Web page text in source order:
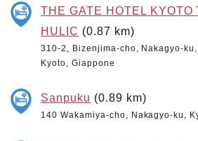
THE GATE HOTEL KYOTO
HULIC (0.87 km)
310-2, Bizenjima-cho, Nakagyo-
Kyoto, Giappone
Sanpuku (0.89 km)
140 Wakamiya-cho, Nakagyo-ku,